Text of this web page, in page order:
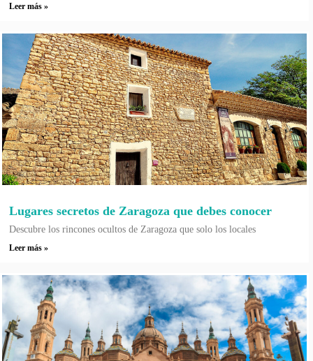
Leer más »
Lugares secretos de Zaragoza que debes conocer
Descubre los rincones ocultos de Zaragoza que solo los locales
Leer más »